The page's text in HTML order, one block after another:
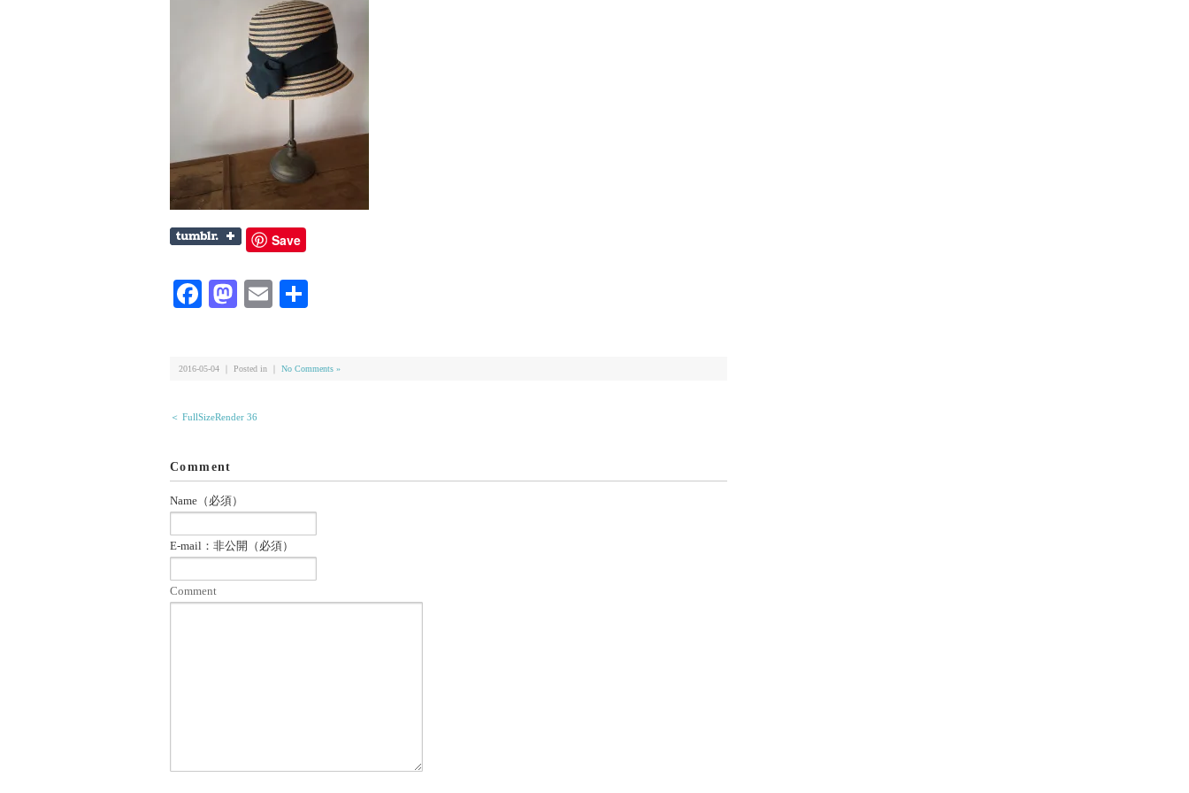
Save
Facebook
Mastodon
Email
2016-05-04 ｜ Posted in ｜ No Comments »
＜ FullSizeRender 36
Comment
Name（必須）
E-mail：非公開（必須）
Comment